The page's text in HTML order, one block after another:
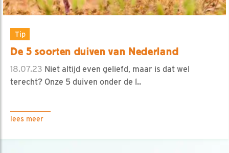
Tip
De 5 soorten duiven van Nederland
18.07.23 Niet altijd even geliefd, maar is dat wel
terecht? Onze 5 duiven onder de l..
lees meer